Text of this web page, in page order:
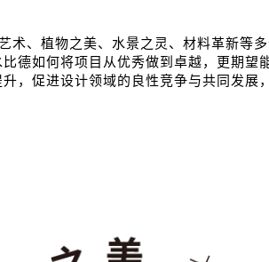
术、植物之美、水景之灵、材料革新等
德如何将项目从优秀做到卓越，更期望
，促进设计领域的良性竞争与共同发展